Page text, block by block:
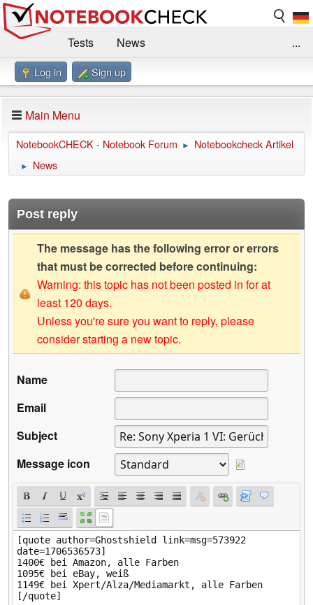
Tests
News
Benchmarks / Technik
Forum
Impressum
...
Log in Sign up
Main Menu
NotebookCHECK - Notebook Forum ► Notebookcheck Artikel
► News
Post reply
The message has the following error or errors
that must be corrected before continuing:
Warning: this topic has not been posted in for at
least 120 days.
Unless you're sure you want to reply, please
consider starting a new topic.
Name
Email
Subject
Message icon